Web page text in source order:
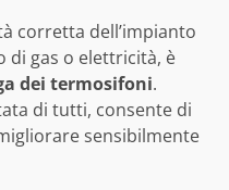
corretta dell’impianto
di gas o elettricità, è
dei termosifoni.
di tutti, consente di
sensibilmente